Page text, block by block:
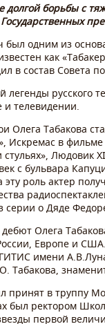
долгой борьбы с
был одним из
как
в состав Совета
русского
и телевидении.
Олега Табакова
Искремас в фильме
стульях», Людовик
с бульвара
эту роль актер
серии о Дяде
Олега
Европе и
имени
Табакова,
принят в труппу
был ректором
первой